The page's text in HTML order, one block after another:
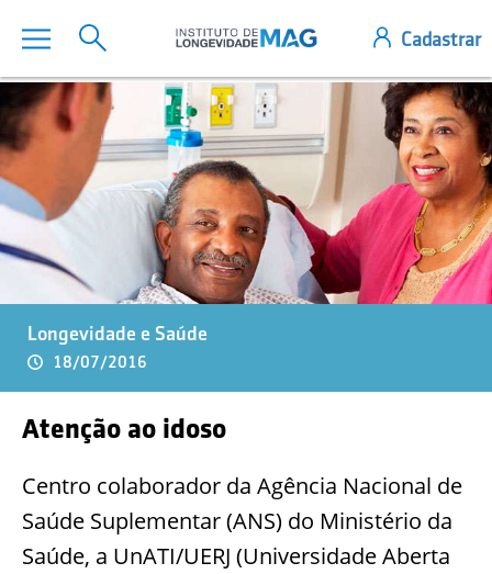
Longevidade e Saúde
18/07/2016
Atenção ao idoso
Centro colaborador da Agência Nacional de
Saúde Suplementar (ANS) do Ministério da
Saúde, a UnATI/UERJ (Universidade Aberta